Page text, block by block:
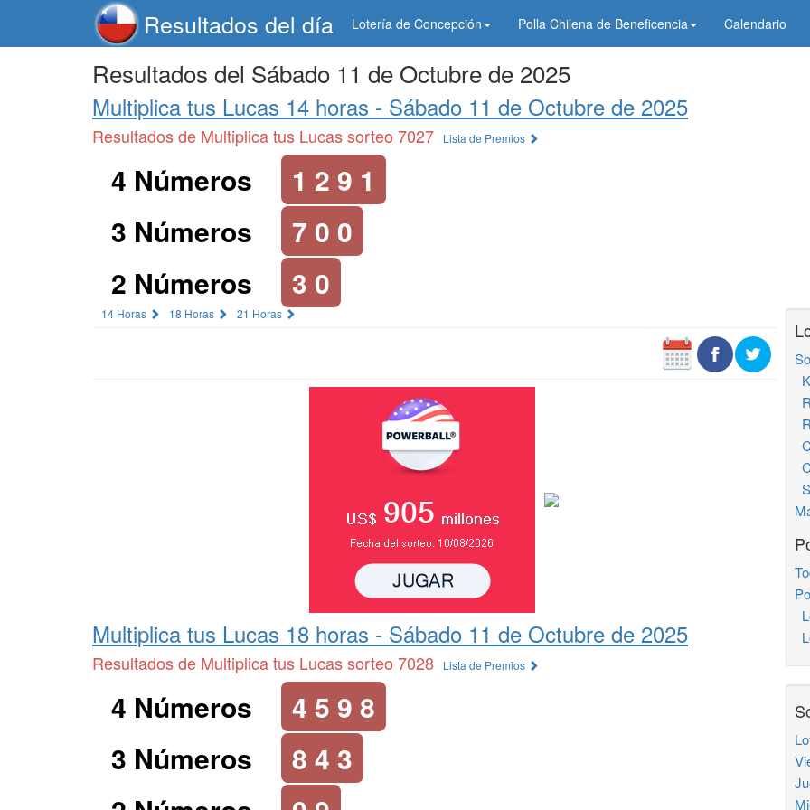
Resultados del día Lotería de Concepción Polla Chilena de Beneficencia Calendario
Resultados del Sábado 11 de Octubre de 2025
Multiplica tus Lucas 14 horas - Sábado 11 de Octubre de 2025
Resultados de Multiplica tus Lucas sorteo 7027 Lista de Premios
4 Números
1 2 9 1
3 Números
7 0 0
2 Números
3 0
14 Horas 18 Horas 21 Horas
Multiplica tus Lucas 18 horas - Sábado 11 de Octubre de 2025
Resultados de Multiplica tus Lucas sorteo 7028 Lista de Premios
4 Números
4 5 9 8
3 Números
8 4 3